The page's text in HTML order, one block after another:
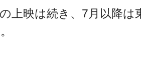
上映は続き、7月以降は